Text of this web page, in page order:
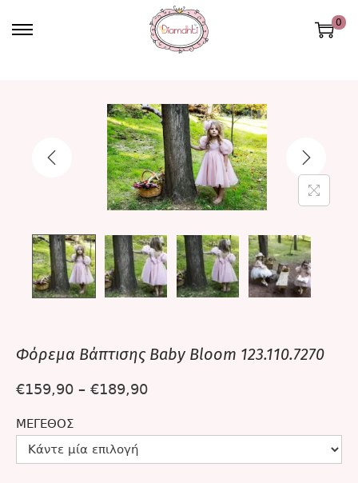
0
Φόρεμα Βάπτισης Βaby Bloom 123.110.7270
€159,90 – €189,90
ΜΈΓΕΘΟΣ